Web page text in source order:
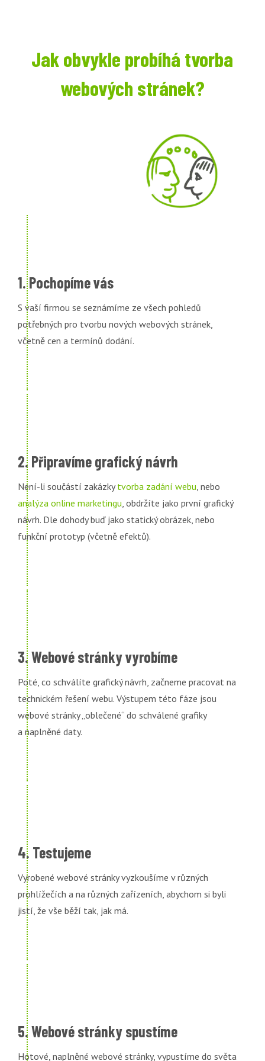
Jak obvykle probíhá tvorba
webových stránek?
1. Pochopíme vás
S vaší firmou se seznámíme ze všech pohledů
potřebných pro tvorbu nových webových stránek,
včetně cen a termínů dodání.
2. Připravíme grafický návrh
Není-li součástí zakázkytvorba zadání webu, nebo
analýza online marketingu, obdržíte jako první grafický
návrh. Dle dohody buď jako statický obrázek, nebo
funkční prototyp (včetně efektů).
3. Webové stránky vyrobíme
Poté, co schválíte grafický návrh, začneme pracovat na
technickém řešení webu. Výstupem této fáze jsou
webové stránky „oblečené“ do schválené grafiky
a naplněné daty.
4. Testujeme
Vyrobené webové stránky vyzkoušíme v různých
prohlížečích a na různých zařízeních, abychom si byli
jistí, že vše běží tak, jak má.
5. Webové stránky spustíme
Hotové, naplněné webové stránky, vypustíme do světa